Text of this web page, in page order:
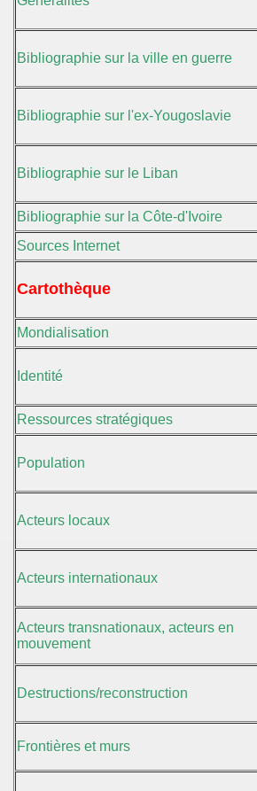
Bibliographie sur la ville en guerre
Bibliographie sur l'ex-Yougoslavie
Bibliographie sur le Liban
Bibliographie sur la Côte-d'Ivoire
Sources Internet
Cartothèque
Mondialisation
Identité
Ressources stratégiques
Population
Acteurs locaux
Acteurs internationaux
Acteurs transnationaux, acteurs en
mouvement
Destructions/reconstruction
Frontières et murs